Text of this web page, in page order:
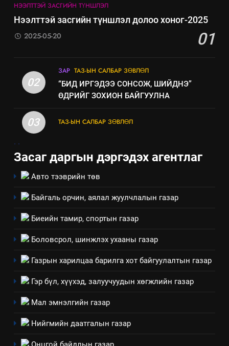
НЭЭЛТТЭЙ ЗАСГИЙН ТҮНШЛЭЛ
Нээлттэй засгийн түншлэл долоо хоног-2025
01
2025-05-20
02
ЗАР ТАЗ-ЫН САЛБАР ЗӨВЛӨЛ
“БИД ИРГЭДЭЭ СОНСОЖ, ШИЙДНЭ”
ӨДРИЙГ ЗОХИОН БАЙГУУЛНА
03 ТАЗ-ЫН САЛБАР ЗӨВЛӨЛ
. .
Засаг даргын дэргэдэх агентлаг
Авто тээврийн төв
Байгаль орчин, аялал жуулчлалын газар
Биеийн тамир, спортын газар
Боловсрол, шинжлэх ухааны газар
Газрын харилцаа барилга хот байгуулалтын газар
Гэр бүл, хүүхэд, залуучуудын хөгжлийн газар
Мал эмнэлгийн газар
Нийгмийн даатгалын газар
“Шинэтгэлээр түүчээлсэн
салбар зөвлөл” аяны хүрээнд
6
аудитын дүгнэлт
7
байгаа хууль тогтоомж
ИЛ ТОД БАЙДАЛ
Мэдээлэл хариуцагчийн
үйлдвэрлэл, үйлчилгээ,
технологийн хүн, мал, амьтны
эрүүл мэнд, байгаль орчинд
ИЛ ТОД БАЙДАЛ